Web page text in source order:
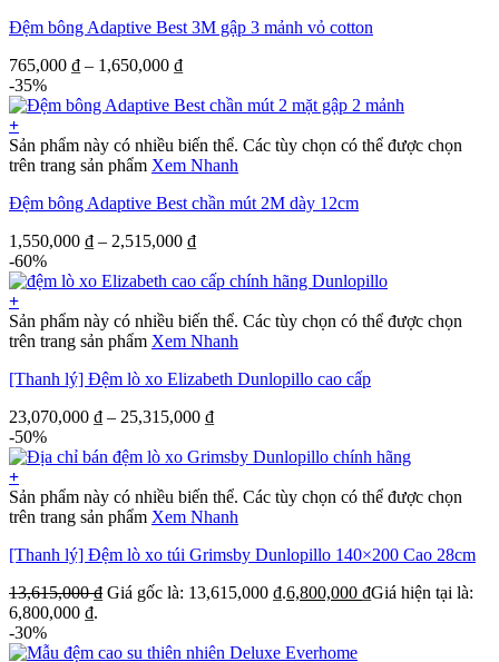
Đệm bông Adaptive Best 3M gập 3 mảnh vỏ cotton
765,000 ₫ – 1,650,000 ₫
-35%
+
Sản phẩm này có nhiều biến thể. Các tùy chọn có thể được chọn
trên trang sản phẩm Xem Nhanh
Đệm bông Adaptive Best chần mút 2M dày 12cm
1,550,000 ₫ – 2,515,000 ₫
-60%
+
Sản phẩm này có nhiều biến thể. Các tùy chọn có thể được chọn
trên trang sản phẩm Xem Nhanh
[Thanh lý] Đệm lò xo Elizabeth Dunlopillo cao cấp
23,070,000 ₫ – 25,315,000 ₫
-50%
+
Sản phẩm này có nhiều biến thể. Các tùy chọn có thể được chọn
trên trang sản phẩm Xem Nhanh
[Thanh lý] Đệm lò xo túi Grimsby Dunlopillo 140×200 Cao 28cm
13,615,000₫ Giá gốc là: 13,615,000 ₫.6,800,000 ₫Giá hiện tại là:
6,800,000 ₫.
-30%